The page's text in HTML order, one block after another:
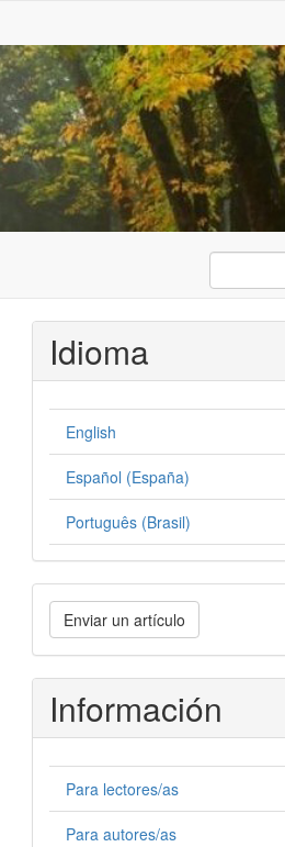
Idioma
English
Español (España)
Português (Brasil)
Enviar
un
artículo
Enviar un artículo
Información
Para lectores/as
Para autores/as